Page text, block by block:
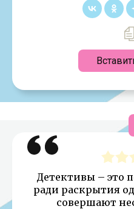
Детективы – это
ради раскрытия
совершают